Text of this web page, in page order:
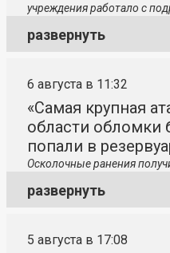
учреждения работало с
развернуть
6 августа в 11:32
«Самая крупная
области обломки
попали в
Осколочные ранения
развернуть
5 августа в 17:08